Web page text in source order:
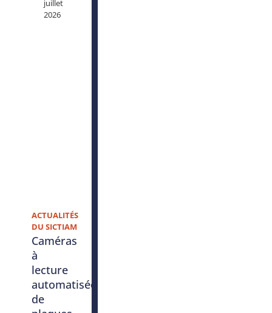
juillet
2026
ACTUALITÉS
DU SICTIAM
Caméras
à
lecture
automatisée
de